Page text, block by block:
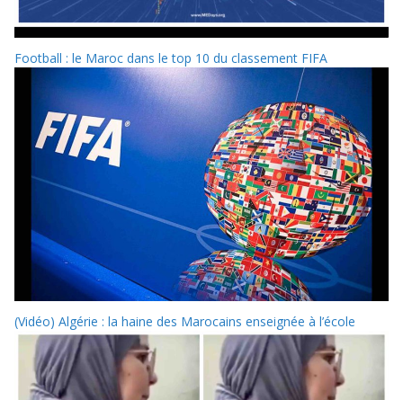
Football : le Maroc dans le top 10 du classement FIFA
(Vidéo) Algérie : la haine des Marocains enseignée à l’école